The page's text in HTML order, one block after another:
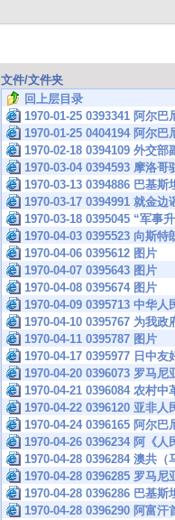
文件/文件夹
回上层目录
1970-01-25 0393341 阿尔
1970-01-25 0404194 阿尔
1970-02-18 0394109 外交
1970-03-04 0394593 摩洛
1970-03-13 0394886 巴基
1970-03-17 0394991 就金
1970-03-18 0395045 “军事
1970-04-03 0395523 向斯
1970-04-06 0395612 图片
1970-04-07 0395643 图片
1970-04-08 0395674 图片
1970-04-09 0395713 中华
1970-04-10 0395767 为我
1970-04-11 0395787 图片
1970-04-17 0395977 日中
1970-04-20 0396073 罗马
1970-04-21 0396084 农村
1970-04-22 0396120 亚非
1970-04-24 0396165 阿尔
1970-04-26 0396234 阿《
1970-04-28 0396284 澳共
1970-04-28 0396285 罗马
1970-04-28 0396286 巴基
1970-04-28 0396290 阿富